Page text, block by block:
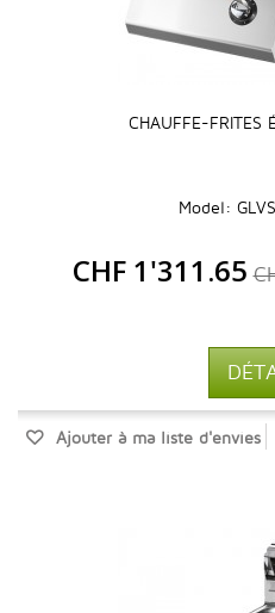
CHAUFFE-FRITES
Model:
CHF 1'311.65
Ajouter à ma liste d'envies